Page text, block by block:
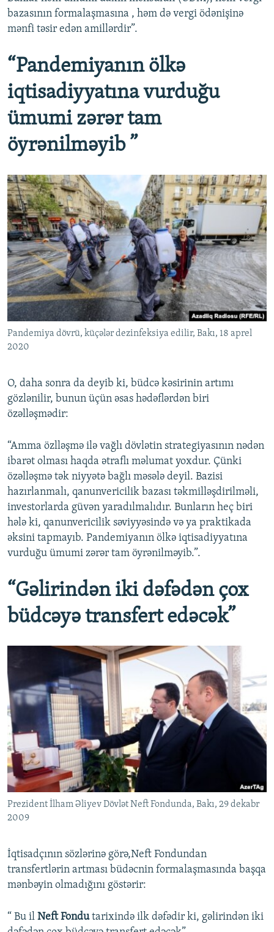
bazasının formalaşmasına , həm də vergi ödənişinə
mənfi təsir edən amillərdir”.
“Pandemiyanın ölkə
iqtisadiyyatına vurduğu
ümumi zərər tam
öyrənilməyib ”
Pandemiya dövrü, küçələr dezinfeksiya edilir, Bakı, 18 aprel
2020
O, daha sonra da deyib ki, büdcə kəsirinin artımı
gözlənilir, bunun üçün əsas hədəflərdən biri
özəlləşmədir:
“Amma özlləşmə ilə vağlı dövlətin strategiyasının nədən
ibarət olması haqda ətraflı məlumat yoxdur. Çünki
özəlləşmə tək niyyətə bağlı məsələ deyil. Bazisi
hazırlanmalı, qanunvericilik bazası təkmilləşdirilməli,
investorlarda güvən yaradılmalıdır. Bunların heç biri
hələ ki, qanunvericilik səviyyəsində və ya praktikada
əksini tapmayıb. Pandemiyanın ölkə iqtisadiyyatına
vurduğu ümumi zərər tam öyrənilməyib.”.
“Gəlirindən iki dəfədən çox
büdcəyə transfert edəcək”
Prezident İlham Əliyev Dövlət Neft Fondunda, Bakı, 29 dekabr
2009
İqtisadçının sözlərinə görə,Neft Fondundan
transfertlərin artması büdəcnin formalaşmasında başqa
mənbəyin olmadığını göstərir:
“ Bu il Neft Fondutarixində ilk dəfədir ki, gəlirindən iki